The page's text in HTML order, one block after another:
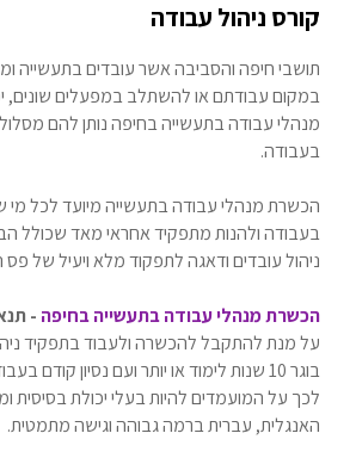
קורס ניהול עבודה
תושבי חיפה והסביבה אשר עובדים בתעשייה
במקום עבודתם או להשתלב במפעלים שונים,
מנהלי עבודה בתעשייה בחיפה נותן להם
בעבודה.
הכשרת מנהלי עבודה בתעשייה מיועד לכל
בעבודה ולהנות מתפקיד אחראי מאד שכולל
ניהול עובדים ודאגה לתפקוד מלא ויעיל של פס
הכשרת מנהלי עבודה בתעשייה בחיפה -
על מנת להתקבל להכשרה ולעבוד בתפקיד
בוגר 10 שנות לימוד או יותר ועם נסיון קודם
לכך על המועמדים להיות בעלי יכולת
האנגלית, עברית ברמה גבוהה וגישה מתמטית.